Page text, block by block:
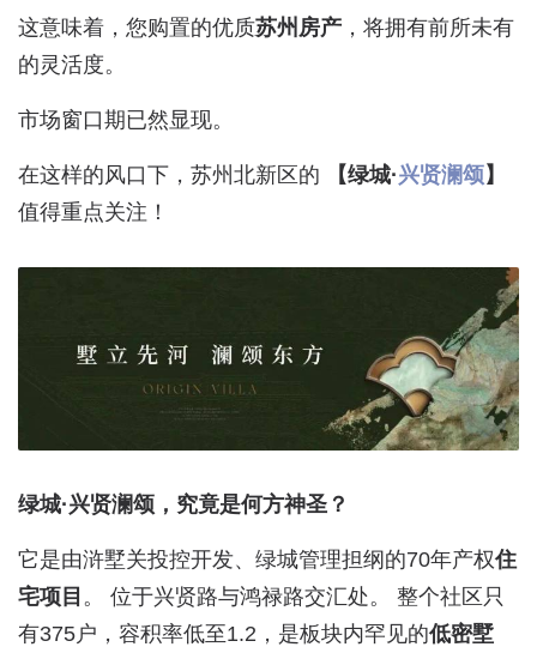
这意味着，您购置的优质苏州房产 ，将拥有前所未有
的灵活度。
市场窗口期已然显现。
在这样的风口下，苏州北新区的 【绿城·兴贤澜颂】
值得重点关注！
绿城·兴贤澜颂，究竟是何方神圣？
它是由浒墅关投控开发、绿城管理担纲的70年产权住
宅项目 。 位于兴贤路与鸿禄路交汇处。 整个社区只
有375户，容积率低至1.2，是板块内罕见的低密墅